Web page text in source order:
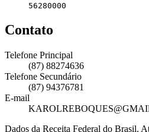
56280000
Contato
Telefone Principal
(87) 88274636
Telefone Secundário
(87) 94376781
E-mail
Dados da Receita Federal do Brasil.